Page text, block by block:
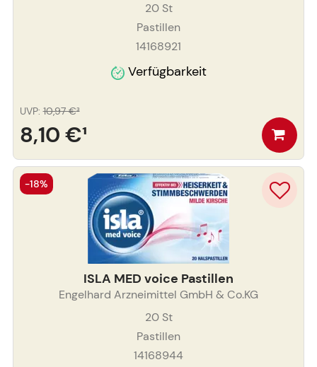
20St
Pastillen
14168921
Verfügbarkeit
8,10 €¹
UVP: 10,97 €³
ISLA MED voice Pastillen
Engelhard Arzneimittel GmbH & Co.KG
20St
Pastillen
14168944
-18%